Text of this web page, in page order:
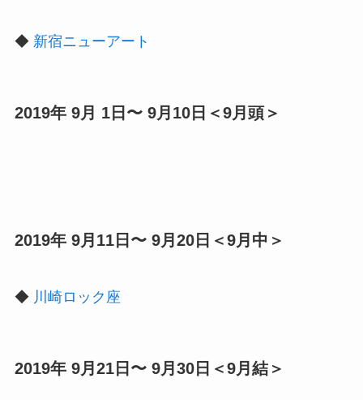
◆ 新宿ニューアート
2019年 9月 1日〜 9月10日＜9月頭＞
2019年 9月11日〜 9月20日＜9月中＞
◆ 川崎ロック座
2019年 9月21日〜 9月30日＜9月結＞